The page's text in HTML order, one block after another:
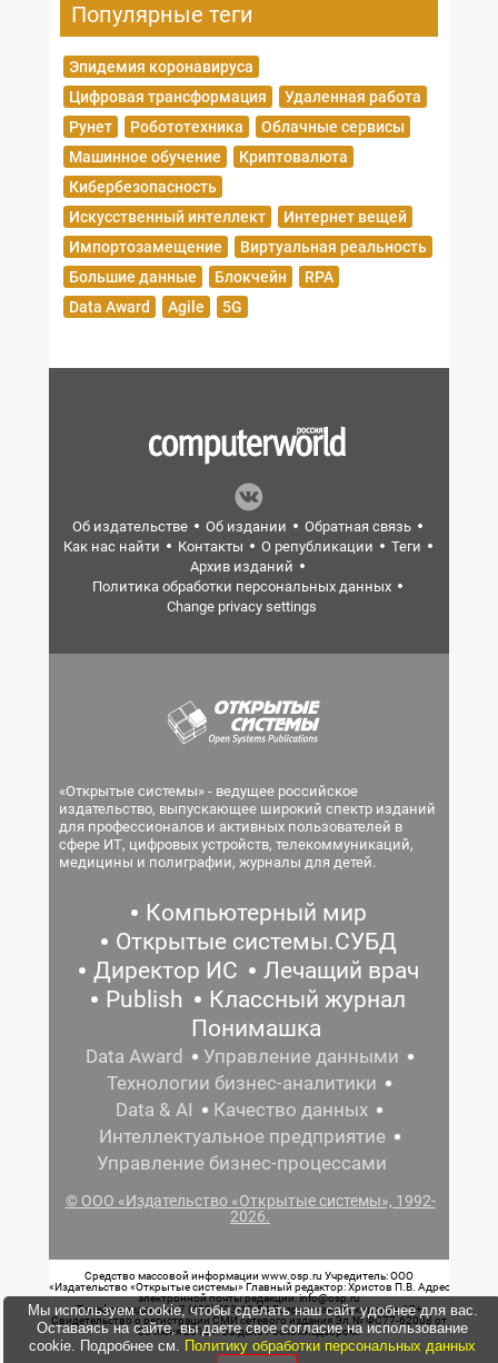
Популярные теги
Эпидемия коронавируса
Цифровая трансформация
Удаленная работа
Рунет
Робототехника
Облачные сервисы
Машинное обучение
Криптовалюта
Кибербезопасность
Искусственный интеллект
Интернет вещей
Импортозамещение
Виртуальная реальность
Большие данные
Блокчейн
RPA
Data Award
Agile 5G
Об издательстве Об издании
Обратная связь
Как нас найти
Контакты О републикации
Теги
Архив изданий
Политика обработки персональных данных
Change privacy settings
«Открытые системы» - ведущее российское
издательство, выпускающее широкий спектр изданий
для профессионалов и активных пользователей в
сфере ИТ, цифровых устройств, телекоммуникаций,
медицины и полиграфии, журналы для детей.
Компьютерный мир
Открытые системы.СУБД
Директор ИС
Лечащий врач
Publish
Классный журнал
Понимашка
Data Award
Управление данными
Технологии бизнес-аналитики
Data & AI
Качество данных
Интеллектуальное предприятие
Управление бизнес-процессами
© ООО «Издательство «Открытые системы», 1992-
2026.
Средство массовой информации www.osp.ru Учредитель: ООО
«Издательство «Открытые системы» Главный редактор: Христов П.В. Адрес
электронной почты редакции: info@osp.ru
Телефон редакции: 7 (499) 703-18-54 Возрастная маркировка: 12+
Свидетельство о регистрации СМИ сетевого издания Эл.№ ФС77-62008 от
05 июня 2015 г. выдано Роскомнадзором.
Мы используем cookie, чтобы сделать наш сайт удобнее для вас.
Оставаясь на сайте, вы даете свое согласие на использование
cookie. Подробнее см. Политику обработки персональных данных